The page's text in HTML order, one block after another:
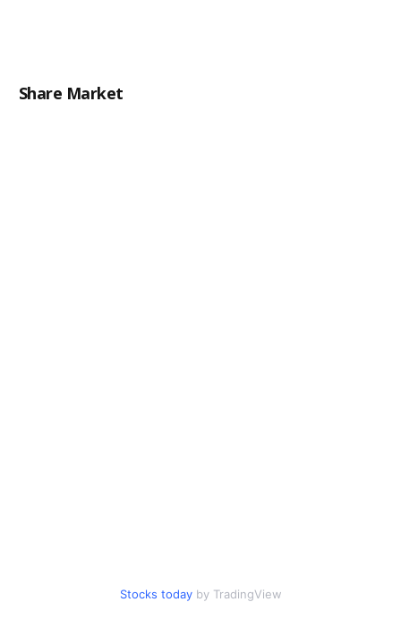
Share Market
Stocks today by TradingView